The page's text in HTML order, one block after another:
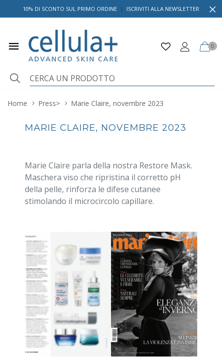
10% DI SCONTO SUL PRIMO ORDINE | ISCRIVITI ALLA NEWSLETTER
0
Home Press> Marie Claire, novembre 2023
MARIE CLAIRE, NOVEMBRE 2023
Marie Claire parla della nostra Restore Mask.
Maschera viso che ripristina il corretto pH
della pelle, rinforza le difese cutanee
stimolando il microcircolo capillare.